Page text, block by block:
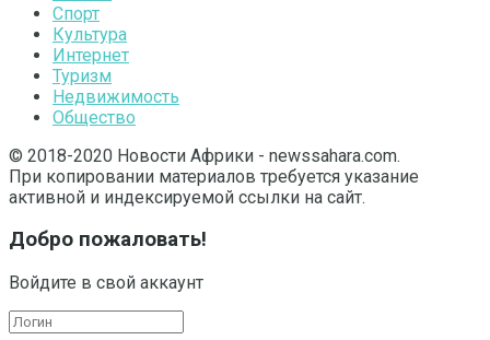
Спорт
Культура
Интернет
Туризм
Недвижимость
Общество
© 2018-2020 Новости Африки - newssahara.com.
При копировании материалов требуется указание
активной и индексируемой ссылки на сайт.
Добро пожаловать!
Войдите в свой аккаунт